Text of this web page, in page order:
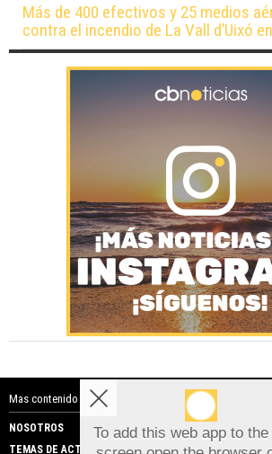
Más de 400 efectivos y 25 medios
contra el incendio de La Vall d’Uixó
Mas contenido de Costa Blanca Noticias:
NOSOTROS
PUBLICIDAD
TEMAS DE ACTUALIDAD
To add this web app to the